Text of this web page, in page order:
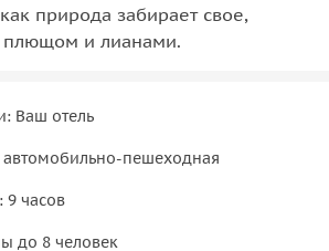
природа забирает свое,
плющом и лианами.
Ваш отель
пешеходная
9 часов
до 8 человек